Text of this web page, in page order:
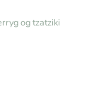
og tzatziki